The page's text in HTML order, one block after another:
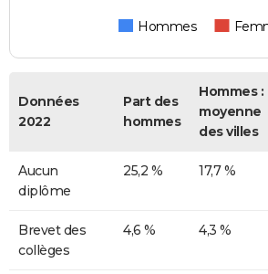
Hommes
Données
2022
Part des
hommes
Hommes :
moyenne
des villes
Aucun
diplôme
25,2 % 17,7 %
Brevet des
collèges
4,6 % 4,3 %